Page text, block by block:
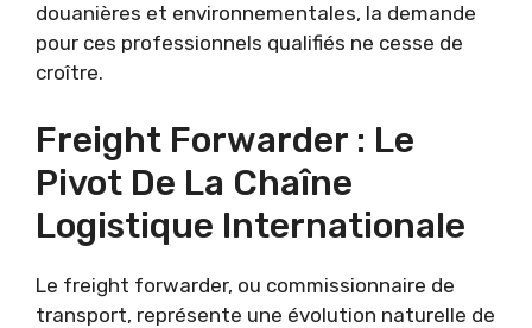
douanières et environnementales, la demande
pour ces professionnels qualifiés ne cesse de
croître.
Freight Forwarder : Le
Pivot De La Chaîne
Logistique Internationale
Le freight forwarder, ou commissionnaire de
transport, représente une évolution naturelle de